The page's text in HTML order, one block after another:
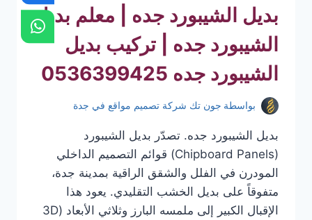
بديل الشيبورد جده | معلم بديل
الشيبورد جده | تركيب بديل
الشيبورد جده 0536399425
بواسطة جون تك شركة تصميم مواقع في جدة
بديل الشيبورد جده. تصدّر بديل الشيبورد
(Chipboard Panels) قوائم التصميم الداخلي
المودرن في الفلل والشقق الراقية بمدينة جدة،
متفوقاً على بديل الخشب التقليدي. يعود هذا
الإقبال الكبير إلى ملمسه البارز وثلاثي الأبعاد (3D